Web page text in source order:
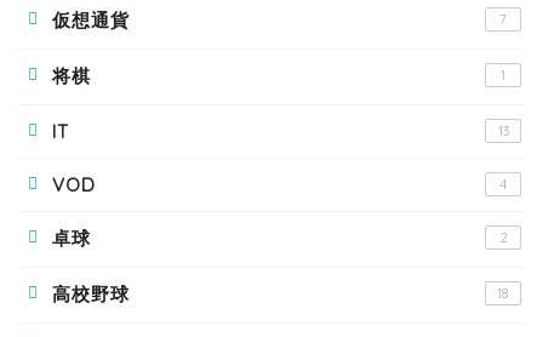
仮想通貨 7
将棋 1
IT 13
VOD 4
卓球 2
高校野球 18